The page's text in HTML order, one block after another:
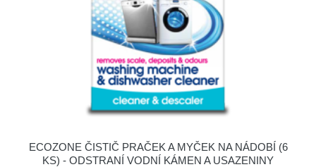
ECOZONE ČISTIČ PRAČEK A MYČEK NA NÁDOBÍ (6
KS) - ODSTRANÍ VODNÍ KÁMEN A USAZENINY